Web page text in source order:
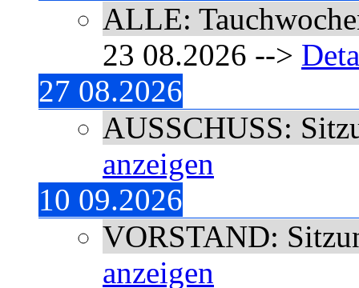
ALLE:
23 08.2026 -->
27 08.2026
AUSSCHUSS:
anzeigen
10 09.2026
VORSTAND:
anzeigen